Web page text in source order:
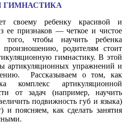
ГИМНАСТИКА
своему ребенку красивой и
ее признаков — четкое и чистое
того, чтобы научить ребенка
произношению, родителям стоит
гимнастику. В этой
артикуляционных упражнений и
Рассказываем о том, как
комплекс артикуляционной
от задач (например, научить
подвижность губ и языка)
и поясняем, как сделать занятия